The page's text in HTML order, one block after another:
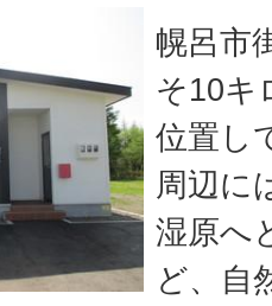
幌呂市
そ10キ
位置し
周辺に
湿原へ
ど、自